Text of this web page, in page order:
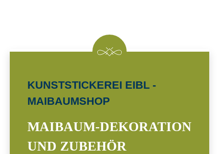
KUNSTSTICKEREI EIBL -
MAIBAUMSHOP
MAIBAUM-DEKORATION
UND ZUBEHÖR